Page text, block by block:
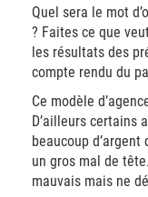
Quel sera le mot
? Faites ce que
les résultats des
compte rendu du
Ce modèle
D’ailleurs certains
beaucoup
un gros mal de
mauvais mais ne